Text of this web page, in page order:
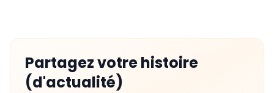
Partagez votre histoire
(d'actualité)